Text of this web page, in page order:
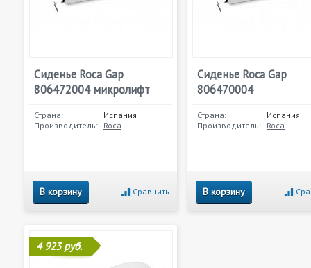
Сиденье Roca Gap
806472004 микролифт
Страна:
Испания
Производитель: Roca
В корзину Сравнить
Сиденье Roca Gap
806470004
Страна:
Испания
Производитель: Roca
В корзину
4 923 руб.